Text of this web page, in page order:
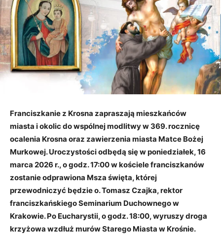
Franciszkanie z Krosna zapraszają mieszkańców
miasta i okolic do wspólnej modlitwy w 369. rocznicę
ocalenia Krosna oraz zawierzenia miasta Matce Bożej
Murkowej. Uroczystości odbędą się w poniedziałek, 16
marca 2026 r., o godz. 17:00 w kościele franciszkanów
zostanie odprawiona Msza święta, której
przewodniczyć będzie o. Tomasz Czajka, rektor
franciszkańskiego Seminarium Duchownego w
Krakowie. Po Eucharystii, o godz. 18:00, wyruszy droga
krzyżowa wzdłuż murów Starego Miasta w Krośnie.